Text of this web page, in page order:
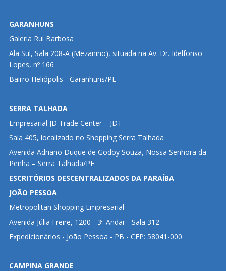
GARANHUNS
Galeria Rui Barbosa
Ala Sul, Sala 208-A (Mezanino), situada na Av. Dr. Idelfonso
Lopes, nº 166
Bairro Heliópolis - Garanhuns/PE
SERRA TALHADA
Empresarial JD Trade Center – JDT
Sala 405, localizado no Shopping Serra Talhada
Avenida Adriano Duque de Godoy Souza, Nossa Senhora da
Penha – Serra Talhada/PE
ESCRITÓRIOS DESCENTRALIZADOS DA PARAÍBA
JOÃO PESSOA
Metropolitan Shopping Empresarial
Avenida Júlia Freire, 1200 - 3ª Andar - Sala 312
Expedicionários - João Pessoa - PB - CEP: 58041-000
CAMPINA GRANDE